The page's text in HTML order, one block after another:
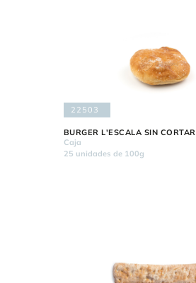
22503
BURGER L'ESCALA SIN CORTAR
Caja
25 unidades de 100g